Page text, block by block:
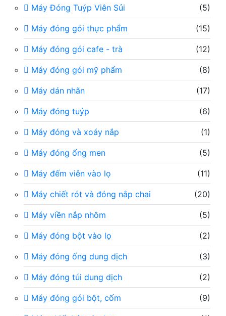
Máy Đóng Tuýp Viên Sủi
(5)
Máy đóng gói thực phẩm (15)
Máy đóng gói cafe - trà (12)
Máy đóng gói mỹ phẩm (8)
Máy dán nhãn (17)
Máy đóng tuýp (6)
Máy đóng và xoáy nắp (1)
Máy đóng ống men (5)
Máy đếm viên vào lọ (11)
Máy chiết rót và đóng nắp chai (20)
Máy viền nắp nhôm (5)
Máy đóng bột vào lọ (2)
Máy đóng ống dung dịch (3)
Máy đóng túi dung dịch (2)
Máy đóng gói bột, cốm (9)